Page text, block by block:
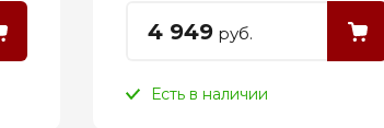
4 949 руб.
Есть в наличии